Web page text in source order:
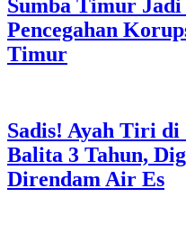
Sumba Timur
Pencegahan
Timur
Sadis! Ayah Tiri di
Balita 3 Tahun,
Direndam Air Es